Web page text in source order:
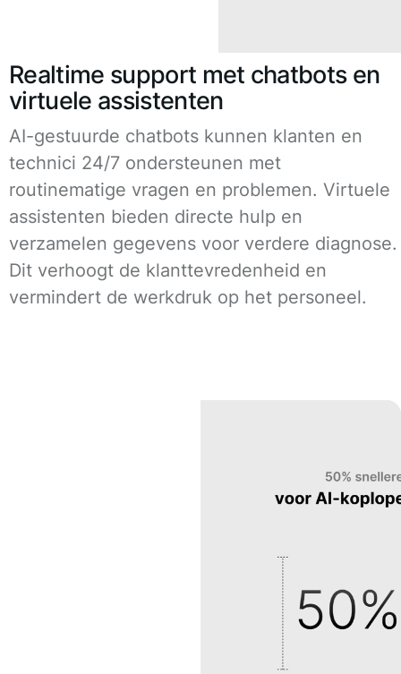
Realtime support met chatbots en
virtuele assistenten
AI-gestuurde chatbots kunnen klanten en
technici 24/7 ondersteunen met
routinematige vragen en problemen. Virtuele
assistenten bieden directe hulp en
verzamelen gegevens voor verdere diagnose.
Dit verhoogt de klanttevredenheid en
vermindert de werkdruk op het personeel.